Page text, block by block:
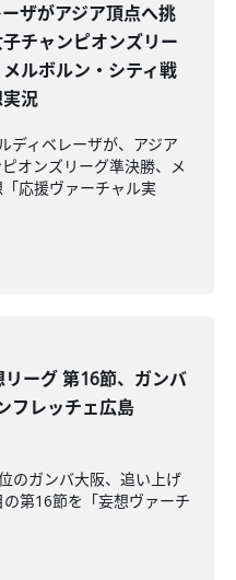
ザがアジア頂点へ挑
子チャンピオンズリー
ルボルン・シティ戦
況
ディベレーザが、アジア
オンズリーグ準決勝、メ
応援ヴァーチャル実
リーグ 第16節、ガンバ
フレッチェ広島
のガンバ大阪、追い上げ
第16節を「妄想ヴァーチ